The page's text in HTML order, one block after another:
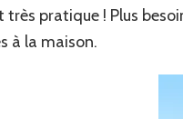
très pratique ! Plus
à la maison.